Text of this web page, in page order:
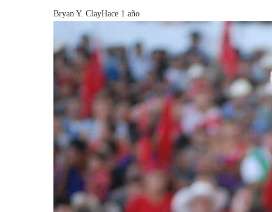
Bryan Y. ClayHace 1 año